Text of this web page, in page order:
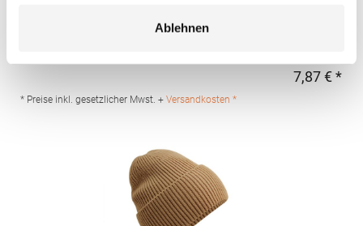
Ablehnen
PolyesterGrammatur: 180 g/m²Materialzusammensetzung: 95%
40472 Düsseldorf Deutschland E-Mail: info@promodoro.de7,87 € *
* Preise inkl. gesetzlicher Mwst. + Versandkosten *